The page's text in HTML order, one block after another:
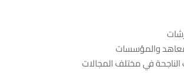
والمؤسسات
الناجحة في مختلف المجالات